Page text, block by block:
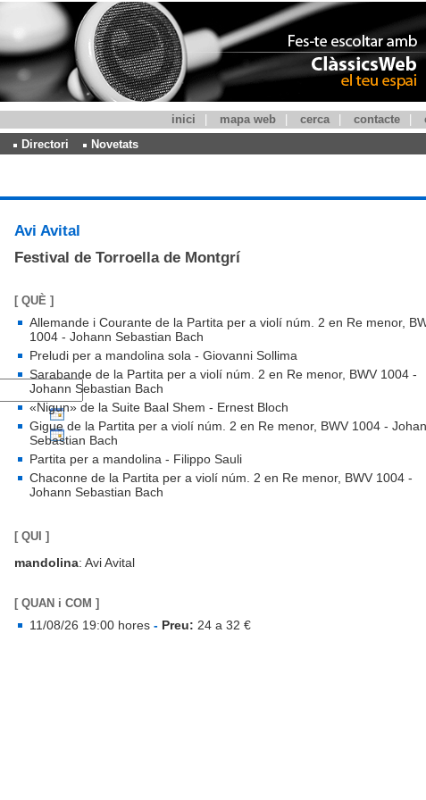
inici mapa web cerca contacte
Directori Novetats
Avi Avital
Festival de Torroella de Montgrí
[ QUÈ ]
Allemande i Courante de la Partita per a violí núm. 2 en Re menor,
1004 - Johann Sebastian Bach
Preludi per a mandolina sola - Giovanni Sollima
Sarabande de la Partita per a violí núm. 2 en Re menor, BWV 1004 -
Johann Sebastian Bach
«Nigun» de la Suite Baal Shem - Ernest Bloch
Gigue de la Partita per a violí núm. 2 en Re menor, BWV 1004 -
Sebastian Bach
Partita per a mandolina - Filippo Sauli
Chaconne de la Partita per a violí núm. 2 en Re menor, BWV 1004 -
Johann Sebastian Bach
[ QUI ]
mandolina: Avi Avital
[ QUAN i COM ]
11/08/26 19:00 hores - Preu: 24 a 32 €